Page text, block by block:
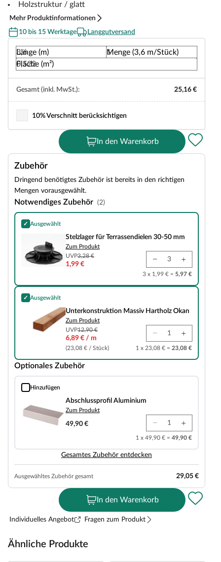
Holzstruktur / glatt
Mehr Produktinformationen
10 bis 15 Werktage
Langgutversand
Länge (m)
Menge (3,6 m/Stück)
Fläche (m²)
Gesamt (inkl. MwSt.): 25,16 €
10% Verschnitt berücksichtigen
In den Warenkorb
Zubehör
Dringend benötigtes Zubehör ist bereits in den richtigen
Mengen vorausgewählt.
Notwendiges Zubehör (2)
✓ Ausgewählt
Stelzlager für Terrassendielen 30-50 mm
Stelzlager für Terrassendielen 30-50 mm
Zum Produkt
UVP3,28 €
1,99 €
3 x 1,99 € = 5,97 €
✓ Ausgewählt
Unterkonstruktion Massiv Hartholz Okan
Unterkonstruktion Massiv Hartholz Okan
Zum Produkt
UVP12,90 €
6,89 € / m
(23,08 € / Stück) 1 x 23,08 € = 23,08 €
Optionales Zubehör
Hinzufügen
Abschlussprofil Aluminium
Abschlussprofil Aluminium
Zum Produkt
49,90 €
1 x 49,90 € = 49,90 €
Gesamtes Zubehör entdecken
Ausgewähltes Zubehör gesamt 29,05 €
In den Warenkorb
Individuelles Angebot Fragen zum Produkt
Ähnliche Produkte